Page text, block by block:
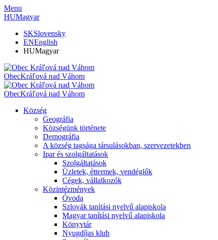
Menu
HUMagyar
SKSlovensky
ENEnglish
HUMagyar
ObecKráľová nad Váhom
ObecKráľová nad Váhom
Község
Geográfia
Községünk története
Demográfia
A község tagsága társulásokban, szervezetekben
Ipar és szolgáltatások
Szolgáltatások
Üzletek, éttermek, vendéglők
Cégek, vállalkozók
Közintézmények
Óvoda
Szlovák tanítási nyelvű alapiskola
Magyar tanítási nyelvű alapiskola
Könyvtár
Nyugdíjas klub